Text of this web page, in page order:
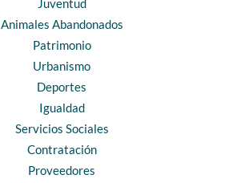
Juventud
Animales Abandonados
Patrimonio
Urbanismo
Deportes
Igualdad
Servicios Sociales
Contratación
Proveedores